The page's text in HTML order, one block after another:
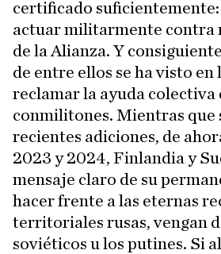
certificado suficientemente:
actuar militarmente contra
de la Alianza. Y
de entre ellos se ha visto en
reclamar la ayuda colectiva
conmilitones. Mientras que
recientes adiciones, de
2023 y 2024, Finlandia y
mensaje claro de su
hacer frente a las eternas
territoriales rusas, vengan
soviéticos u los putines. Si